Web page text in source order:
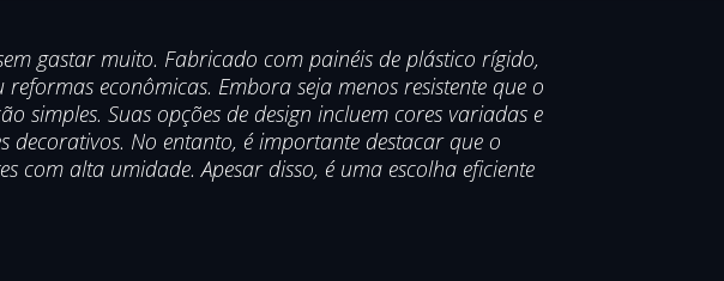
gastar muito. Fabricado com painéis de plástico rígido,
econômicas. Embora seja menos resistente que o
Suas opções de design incluem cores variadas e
No entanto, é importante destacar que o
com alta umidade. Apesar disso, é uma escolha eficiente